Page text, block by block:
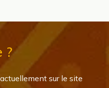
?
sur le site